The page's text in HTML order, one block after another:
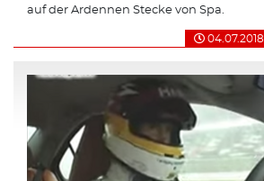
auf der Ardennen Stecke von Spa.
04.07.2018